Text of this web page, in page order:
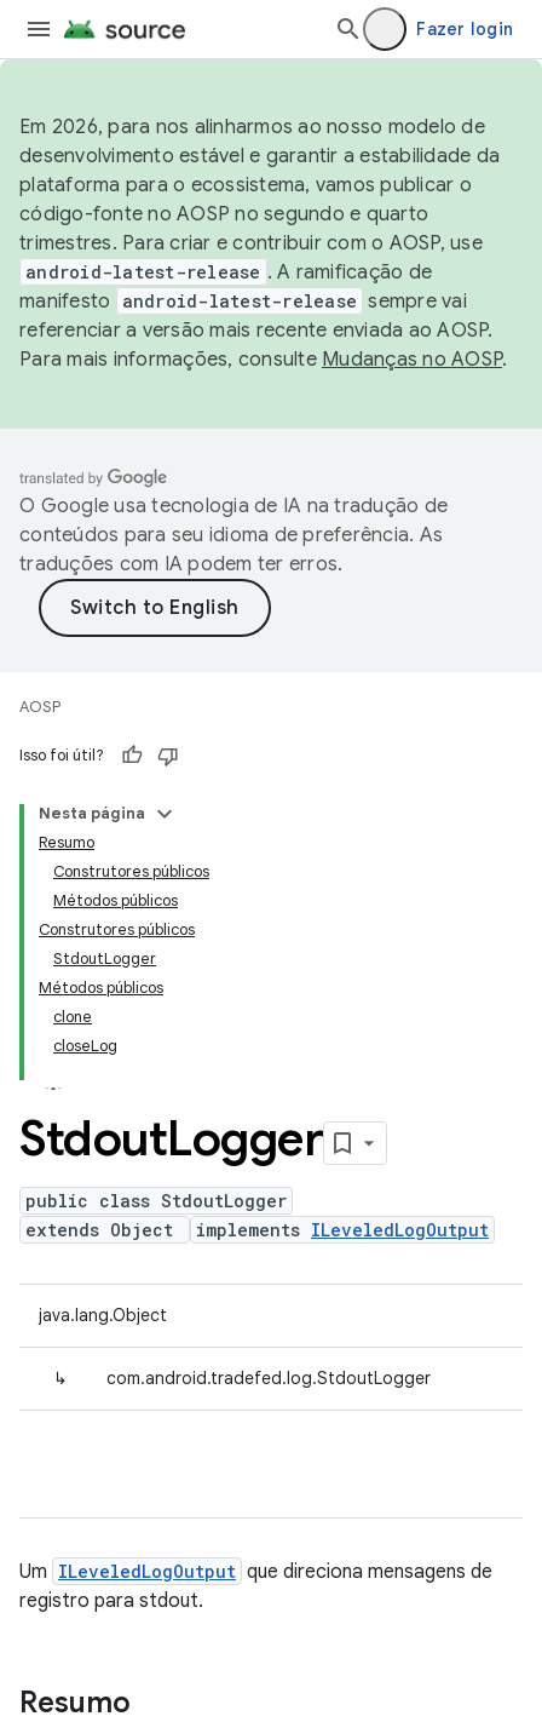
Fazer login
Em 2026, para nos alinharmos ao nosso modelo de
desenvolvimento estável e garantir a estabilidade da
plataforma para o ecossistema, vamos publicar o
código-fonte no AOSP no segundo e quarto
trimestres. Para criar e contribuir com o AOSP, use
android-latest-release . A ramificação de
manifesto
android-latest-release sempre vai
referenciar a versão mais recente enviada ao AOSP.
Para mais informações, consulte Mudanças no AOSP.
O Google usa tecnologia de IA na tradução de
conteúdos para seu idioma de preferência. As
traduções com IA podem ter erros.
AOSP
Isso foi útil?
Nesta página
Resumo
Construtores públicos
Métodos públicos
Construtores públicos
StdoutLogger
Métodos públicos
clone
closeLog
StdoutLogger
public class StdoutLogger
extends Object
implements ILeveledLogOutput
java.lang.Object
↳ com.android.tradefed.log.StdoutLogger
Um ILeveledLogOutput que direciona mensagens de
registro para stdout.
Resumo